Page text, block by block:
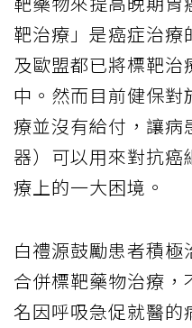
靶治療」是癌症治
及歐盟都已將標靶治
中。然而目前健保
療並沒有給付，讓
器）可以用來對抗
療上的一大困境。
白禮源鼓勵患者積
合併標靶藥物治療
名因呼吸急促就醫